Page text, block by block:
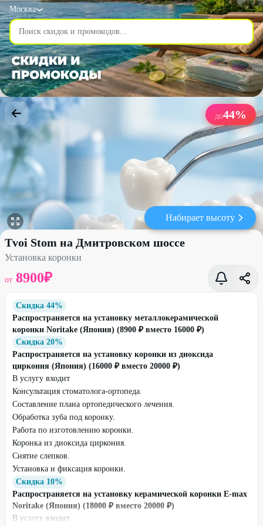
Москва
ДО44%
Набирает высоту
Установка коронки со скидкой до 44% - Tvoi Stom на
Tvoi Stom на Дмитровском шоссе
Установка коронки
от 8900₽
Скидка 44%
Распространяется на установку металлокерамической
коронки Noritake (Япония) (8900 ₽ вместо 16000 ₽)
Скидка 20%
Распространяется на установку коронки из диоксида
циркония (Япония) (16000 ₽ вместо 20000 ₽)
В услугу входит
Консультация стоматолога-ортопеда.
Составление плана ортопедического лечения.
Обработка зуба под коронку.
Работа по изготовлению коронки.
Коронка из диоксида циркония.
Снятие слепков.
Установка и фиксация коронки.
Скидка 10%
Распространяется на установку керамической коронки E-max
Noritake (Япония) (18000 ₽ вместо 20000 ₽)
В услугу входит